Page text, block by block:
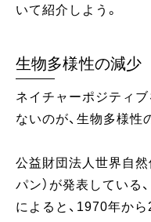
いて紹介しよう。
生物多様性の減少
ネイチャーポジティ
ないのが、生物多様性
公益財団法人世界自然
パン）が発表している
によると、1970年か